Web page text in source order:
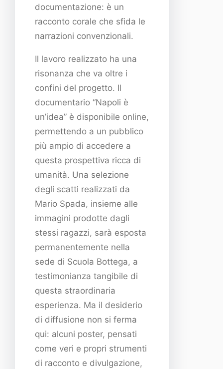
documentazione: è un
racconto corale che sfida le
narrazioni convenzionali.
Il lavoro realizzato ha una
risonanza che va oltre i
confini del progetto. Il
documentario “Napoli è
un’idea” è disponibile online,
permettendo a un pubblico
più ampio di accedere a
questa prospettiva ricca di
umanità. Una selezione
degli scatti realizzati da
Mario Spada, insieme alle
immagini prodotte dagli
stessi ragazzi, sarà esposta
permanentemente nella
sede di Scuola Bottega, a
testimonianza tangibile di
questa straordinaria
esperienza. Ma il desiderio
di diffusione non si ferma
qui: alcuni poster, pensati
come veri e propri strumenti
di racconto e divulgazione,